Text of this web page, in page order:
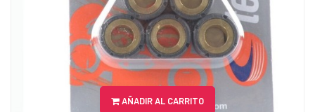
AÑADIR AL CARRITO